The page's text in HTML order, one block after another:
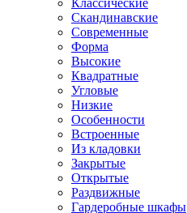
Классические
Скандинавские
Современные
Форма
Высокие
Квадратные
Угловые
Низкие
Особенности
Встроенные
Из кладовки
Закрытые
Открытые
Раздвижные
Гардеробные шкафы